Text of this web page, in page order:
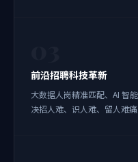
前沿招聘科技革新
大数据人岗精准匹配、AI 智
决招人难、识人难、留人难痛